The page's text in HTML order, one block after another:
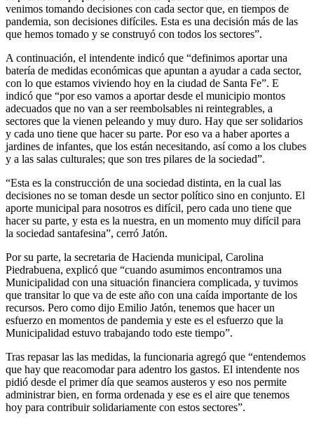
venimos tomando decisiones con cada sector que, en tiempos de
pandemia, son decisiones difíciles. Esta es una decisión más de las
que hemos tomado y se construyó con todos los sectores”.
A continuación, el intendente indicó que “definimos aportar una
batería de medidas económicas que apuntan a ayudar a cada sector,
con lo que estamos viviendo hoy en la ciudad de Santa Fe”. E
indicó que “por eso vamos a aportar desde el municipio montos
adecuados que no van a ser reembolsables ni reintegrables, a
sectores que la vienen peleando y muy duro. Hay que ser solidarios
y cada uno tiene que hacer su parte. Por eso va a haber aportes a
jardines de infantes, que los están necesitando, así como a los clubes
y a las salas culturales; que son tres pilares de la sociedad”.
“Esta es la construcción de una sociedad distinta, en la cual las
decisiones no se toman desde un sector político sino en conjunto. El
aporte municipal para nosotros es difícil, pero cada uno tiene que
hacer su parte, y esta es la nuestra, en un momento muy difícil para
la sociedad santafesina”, cerró Jatón.
Por su parte, la secretaria de Hacienda municipal, Carolina
Piedrabuena, explicó que “cuando asumimos encontramos una
Municipalidad con una situación financiera complicada, y tuvimos
que transitar lo que va de este año con una caída importante de los
recursos. Pero como dijo Emilio Jatón, tenemos que hacer un
esfuerzo en momentos de pandemia y este es el esfuerzo que la
Municipalidad estuvo trabajando todo este tiempo”.
Tras repasar las las medidas, la funcionaria agregó que “entendemos
que hay que reacomodar para adentro los gastos. El intendente nos
pidió desde el primer día que seamos austeros y eso nos permite
administrar bien, en forma ordenada y ese es el aire que tenemos
hoy para contribuir solidariamente con estos sectores”.